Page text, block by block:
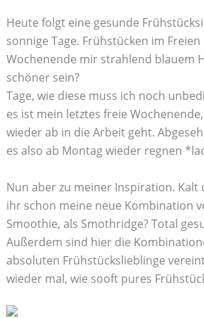
Heute folgt eine gesunde
sonnige Tage. Frühstücken im
Wochenende mir strahlend blauem
schöner sein?
Tage, wie diese muss ich noch
es ist mein letztes freie
wieder ab in die Arbeit geht.
es also ab Montag wieder regnen
Nun aber zu meiner Inspiration. Kalt
ihr schon meine neue Kombination
Smoothie, als Smothridge? Total
Außerdem sind hier die
absoluten Frühstückslieblinge
wieder mal, wie sooft pures